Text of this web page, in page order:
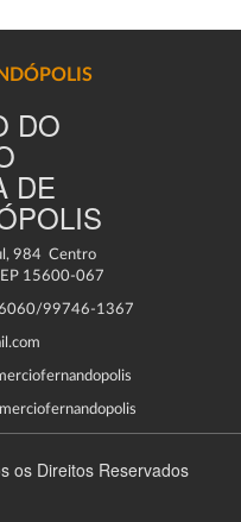
DO
DE
984 Centro
15600-067
99746-1367
os Direitos Reservados